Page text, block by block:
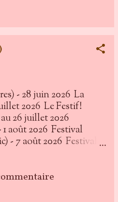
Festival Colline
Show de la Rentrée
- 13 août 2026 Foire
- 16 août
– 28 août
- 28 juin 2026 La
2026 Le Festif!
26 juillet 2026
août 2026 Festival
- 7 août 2026 Festival